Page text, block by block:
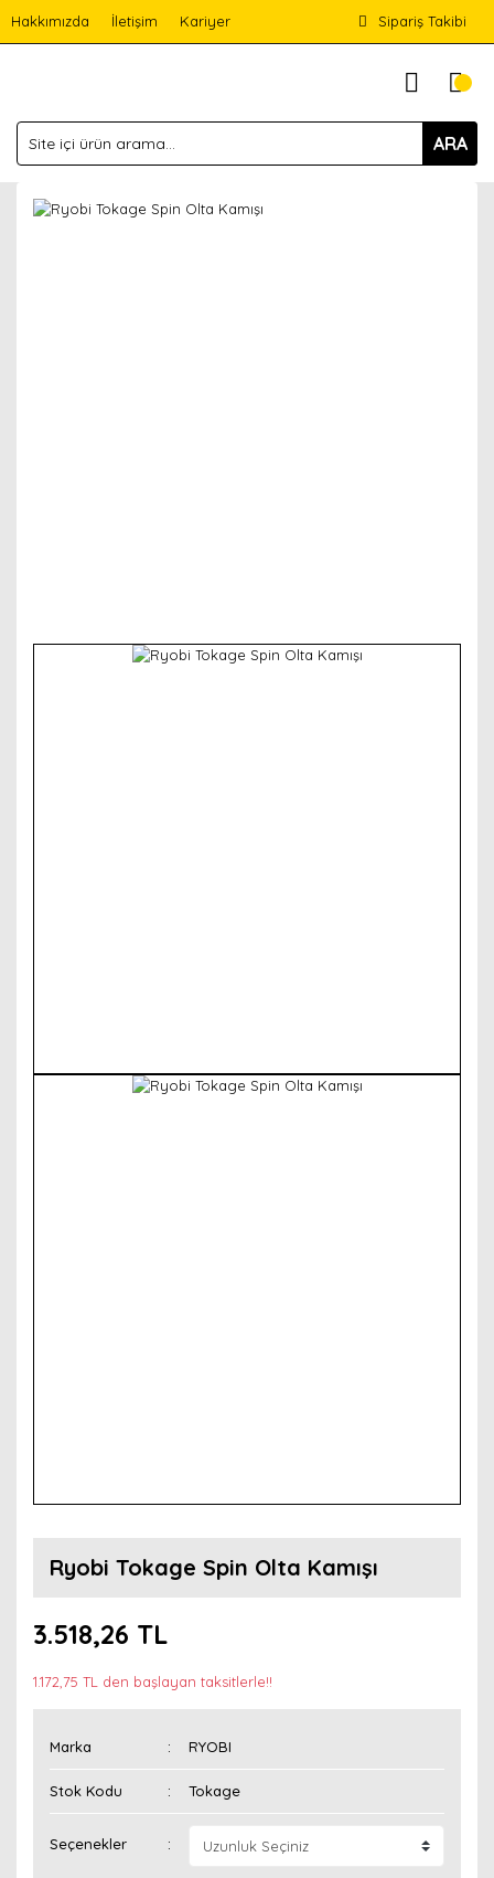
Hakkımızda İletişim Kariyer Sipariş Takibi
ARA
Ryobi Tokage Spin Olta Kamışı
3.518,26 TL
1.172,75 TL den başlayan taksitlerle!!
Marka RYOBI
Stok Kodu Tokage
Seçenekler